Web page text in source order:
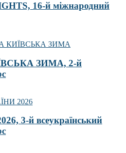
16-й міжнародний
ЗИМА, 2-й
3-й всеукраїнський